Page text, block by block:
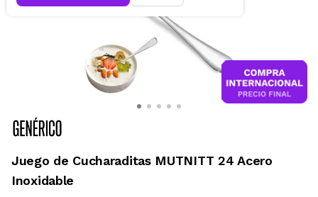
Juego de Cucharaditas MUTNITT 24 Acero
Inoxidable